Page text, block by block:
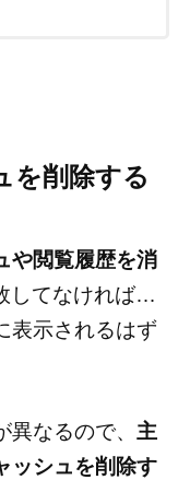
を削除する
や閲覧履歴を消
してなければ…
表示されるはず
なるので、 主
ッシュを削除す